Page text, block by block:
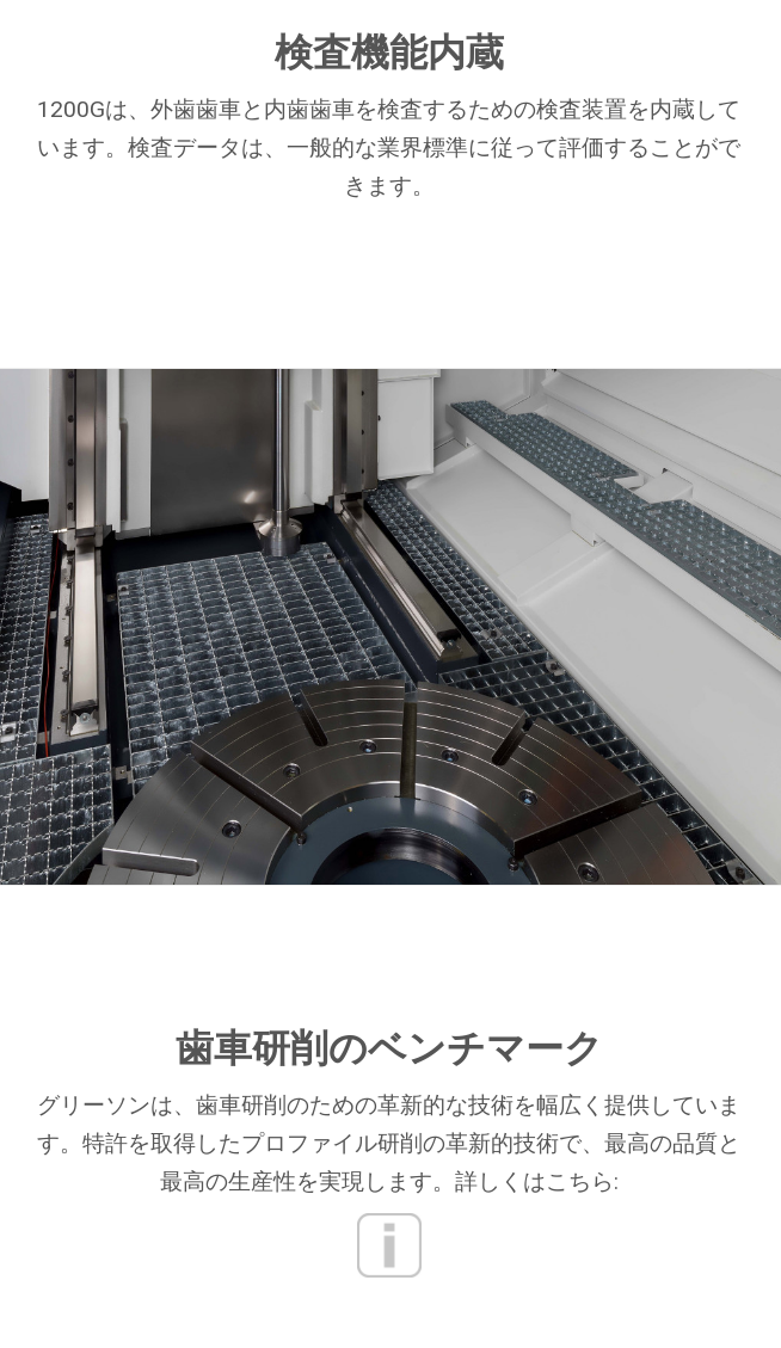
検査機能内蔵
1200Gは、外歯歯車と内歯歯車を検査するための検査装置を内蔵して
います。検査データは、一般的な業界標準に従って評価することがで
きます。
歯車研削のベンチマーク
グリーソンは、歯車研削のための革新的な技術を幅広く提供していま
す。特許を取得したプロファイル研削の革新的技術で、最高の品質と
最高の生産性を実現します。詳しくはこちら: